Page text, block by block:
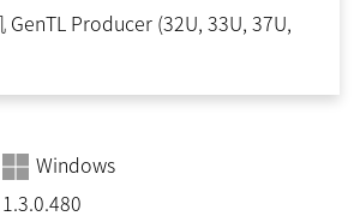
GenTL Producer (32U, 33U, 37U,
Windows
1.3.0.480